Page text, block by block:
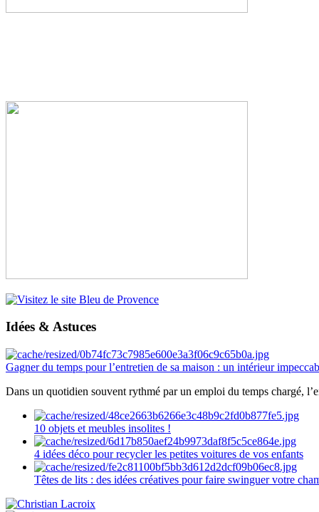
Idées & Astuces
Gagner du temps pour l’entretien de sa maison : un intérieur
Dans un quotidien souvent rythmé par un emploi du temps chargé,
10 objets et meubles insolites !
4 idées déco pour recycler les petites voitures de vos enfants
Têtes de lits : des idées créatives pour faire swinguer votre